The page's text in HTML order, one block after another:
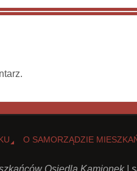
O SAMORZĄDZIE
Osiedla Kamionek |